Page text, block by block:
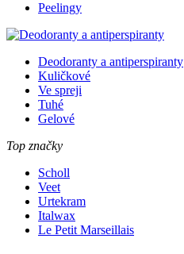
Peelingy
Deodoranty a antiperspiranty
Kuličkové
Ve spreji
Tuhé
Gelové
Top značky
Scholl
Veet
Urtekram
Italwax
Le Petit Marseillais